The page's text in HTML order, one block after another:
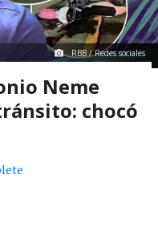
RBB / Redes sociales
Neme
chocó